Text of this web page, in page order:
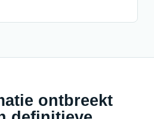
ontbreekt